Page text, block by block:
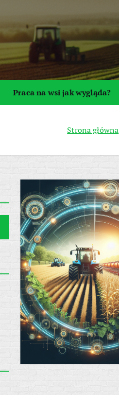
Praca na wsi jak wygląda?
Strona główna